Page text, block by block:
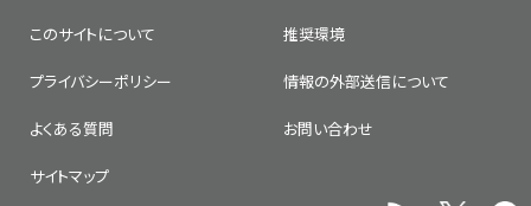
このサイトについて 推奨環境
プライバシーポリシー 情報の外部送信について
よくある質問 お問い合わせ
サイトマップ